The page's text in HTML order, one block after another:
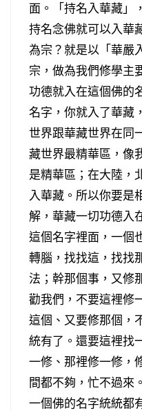
面。「持名入華藏」
持名念佛就可以入華
為宗？就是以「華嚴
宗，做為我們修學主
功德就入在這個佛的
名字，你就入了華藏
世界跟華藏世界在同
藏世界最精華區，像
是精華區；在大陸，
入華藏。所以你要是
解，華藏一切功德入
這個名字裡面，一個
轉腦，找找這，找找
法；幹那個事，又修
勸我們，不要這裡修
這個、又要修那個，
統有了。還要這裡找
一修、那裡修一修，
間都不夠，忙不過來
一個佛的名字統統都